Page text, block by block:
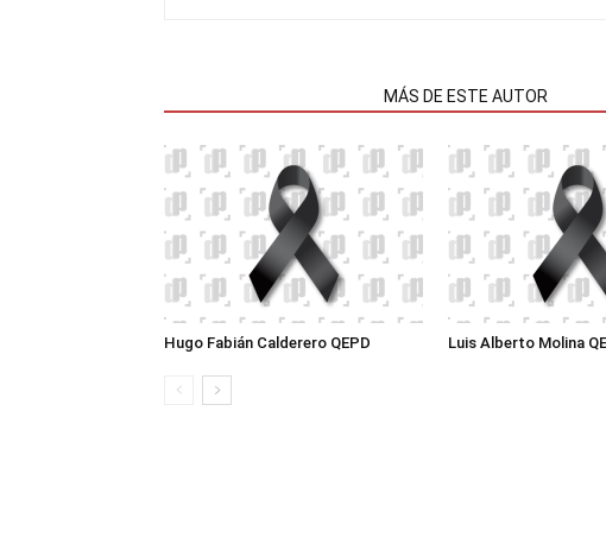
MÁS DE ESTE AUTOR
Hugo Fabián Calderero QEPD Luis Alberto Molina